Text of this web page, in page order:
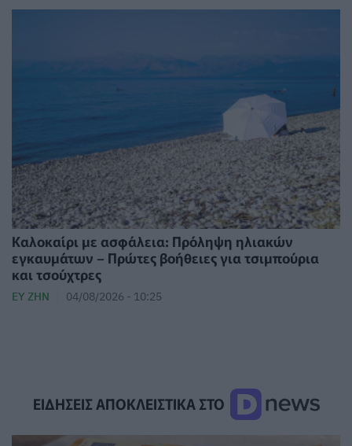
Καλοκαίρι με ασφάλεια: Πρόληψη ηλιακών
εγκαυμάτων – Πρώτες βοήθειες για τσιμπούρια
και τσούχτρες
ΕΥ ΖΗΝ 04/08/2026 - 10:25
ΕΙΔΗΣΕΙΣ ΑΠΟΚΛΕΙΣΤΙΚΑ ΣΤΟ